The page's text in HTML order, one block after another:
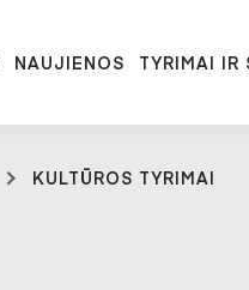
NAUJIENOS TYRIMAI IR
KULTŪROS TYRIMAI